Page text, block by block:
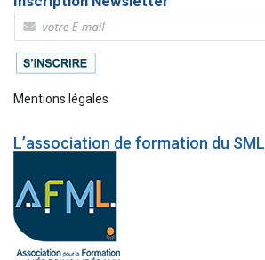
Mentions légales
L’association de formation du SML